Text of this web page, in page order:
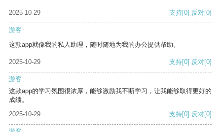
2025-10-29 支持[0] 反对[0]
游客
这款app就像我的私人助理，随时随地为我的办公提供帮助。
2025-10-29 支持[0] 反对[0]
游客
这款app的学习氛围很浓厚，能够激励我不断学习，让我能够取得更好的
成绩。
2025-10-29
支持[0] 反对[0]